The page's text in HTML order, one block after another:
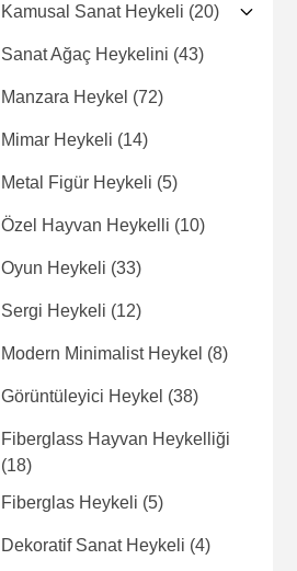
Kamusal Sanat Heykeli (20)
Sanat Ağaç Heykelini (43)
Manzara Heykel (72)
Mimar Heykeli (14)
Metal Figür Heykeli (5)
Özel Hayvan Heykelli (10)
Oyun Heykeli (33)
Sergi Heykeli (12)
Modern Minimalist Heykel (8)
Görüntüleyici Heykel (38)
Fiberglass Hayvan Heykelliği
(18)
Fiberglas Heykeli (5)
Dekoratif Sanat Heykeli (4)